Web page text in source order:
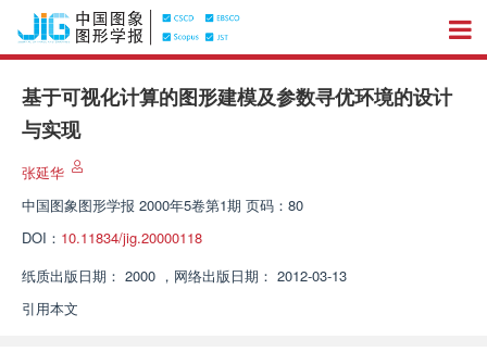
基于可视化计算的图形建模及参数寻优环境的设计
与实现
张延华
中国图象图形学报 2000年5卷第1期 页码：80
DOI： 10.11834/jig.20000118
纸质出版日期： 2000 ， 网络出版日期： 2012-03-13
引用本文